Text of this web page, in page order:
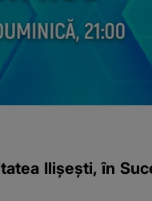
Ilișești, în